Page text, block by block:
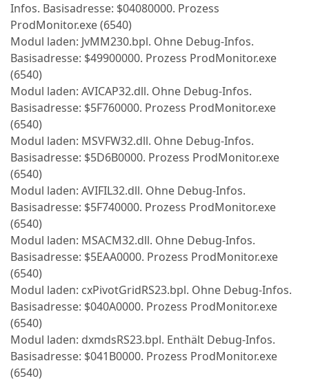
Infos. Basisadresse: $04080000. Prozess
ProdMonitor.exe (6540)
Modul laden: JvMM230.bpl. Ohne Debug-Infos.
Basisadresse: $49900000. Prozess ProdMonitor.exe
(6540)
Modul laden: AVICAP32.dll. Ohne Debug-Infos.
Basisadresse: $5F760000. Prozess ProdMonitor.exe
(6540)
Modul laden: MSVFW32.dll. Ohne Debug-Infos.
Basisadresse: $5D6B0000. Prozess ProdMonitor.exe
(6540)
Modul laden: AVIFIL32.dll. Ohne Debug-Infos.
Basisadresse: $5F740000. Prozess ProdMonitor.exe
(6540)
Modul laden: MSACM32.dll. Ohne Debug-Infos.
Basisadresse: $5EAA0000. Prozess ProdMonitor.exe
(6540)
Modul laden: cxPivotGridRS23.bpl. Ohne Debug-Infos.
Basisadresse: $040A0000. Prozess ProdMonitor.exe
(6540)
Modul laden: dxmdsRS23.bpl. Enthält Debug-Infos.
Basisadresse: $041B0000. Prozess ProdMonitor.exe
(6540)